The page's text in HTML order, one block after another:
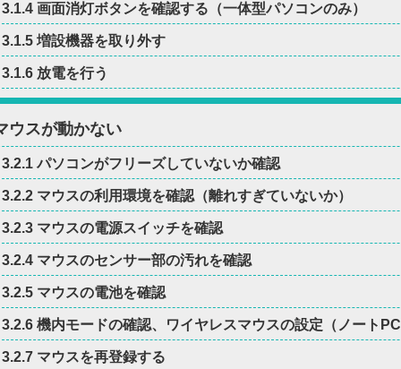
3.1.4 画面消灯ボタンを確認する（一体型パソコンのみ）
3.1.5 増設機器を取り外す
3.1.6 放電を行う
ウスが動かない
3.2.1 パソコンがフリーズしていないか確認
3.2.2 マウスの利用環境を確認（離れすぎていないか）
3.2.3 マウスの電源スイッチを確認
3.2.4 マウスのセンサー部の汚れを確認
3.2.5 マウスの電池を確認
3.2.6 機内モードの確認、ワイヤレスマウスの設定（ノート
3.2.7 マウスを再登録する